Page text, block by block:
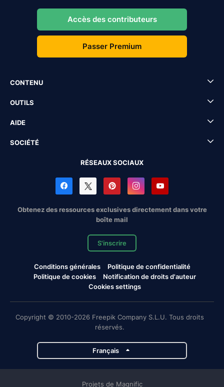
Accès des contributeurs
Passer Premium
CONTENU
OUTILS
AIDE
SOCIÉTÉ
RÉSEAUX SOCIAUX
Obtenez des ressources exclusives directement dans votre
boîte mail
S'inscrire
Conditions générales
Politique de confidentialité
Politique de cookies
Notification de droits d'auteur
Cookies settings
Copyright © 2010-2026 Freepik Company S.L.U. Tous droits
réservés.
Français
Projets de Magnific